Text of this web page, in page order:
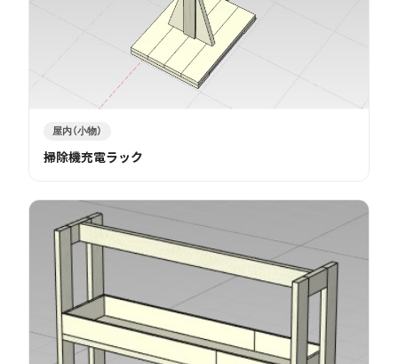
屋内（小物）
掃除機充電ラック